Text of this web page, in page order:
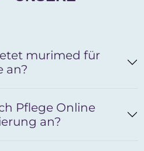
murimed für
an?
Pflege Online
an?